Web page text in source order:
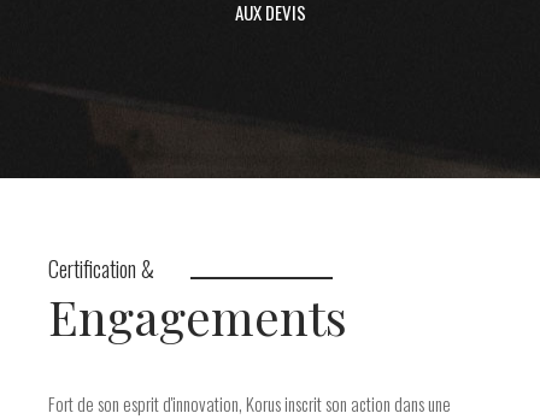
AUX DEVIS
Certification &
Engagements
Fort de son esprit d'innovation, Korus inscrit son action dans une